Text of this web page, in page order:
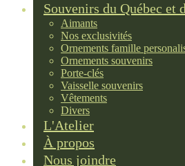
Souvenirs du Québec et
Aimants
Nos exclusivités
Ornements famille
Ornements souvenirs
Porte-clés
Vaisselle souvenirs
Vêtements
Divers
L'Atelier
À propos
Nous joindre